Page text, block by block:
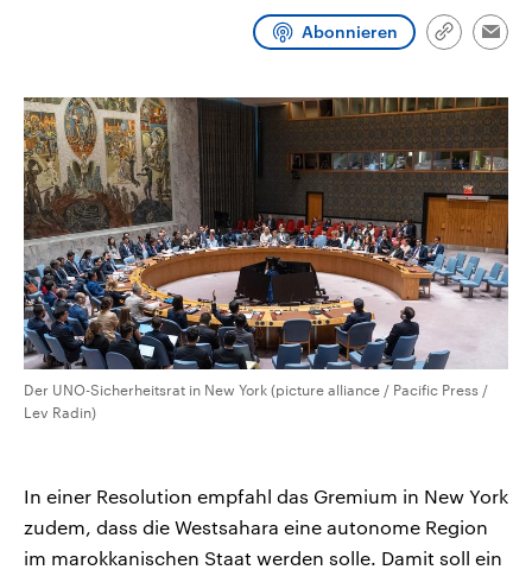
Bundesland von einer Koalition aus
und Hintergründe zu den Parteien
und Kandidaten der anstehenden
Wahl.
den mächtigsten Ländern
mit großem Einfluss auf
aktuelle Weltgeschehen.
Sendungen Programm Podcasts
Audio-Archiv
Abonnieren
Link
Der UNO-Sicherheitsrat in New York (picture alliance / Pacific Press /
Lev Radin)
In einer Resolution empfahl das Gremium in New York
zudem, dass die Westsahara eine autonome Region
im marokkanischen Staat werden solle. Damit soll ein